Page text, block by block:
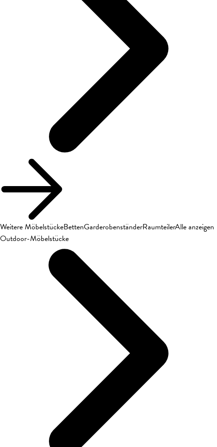
Weitere MöbelstückeBettenGarderobenständerRaumteilerAlle anzeigen
Outdoor-Möbelstücke